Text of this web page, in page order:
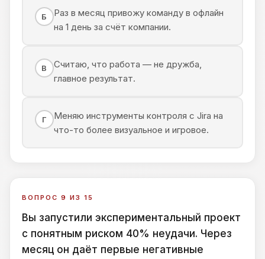
Б
Раз в месяц привожу команду в офлайн
на 1 день за счёт компании.
В
Считаю, что работа — не дружба,
главное результат.
Г
Меняю инструменты контроля с Jira на
что-то более визуальное и игровое.
ВОПРОС 9 ИЗ 15
Вы запустили экспериментальный проект
с понятным риском 40% неудачи. Через
месяц он даёт первые негативные